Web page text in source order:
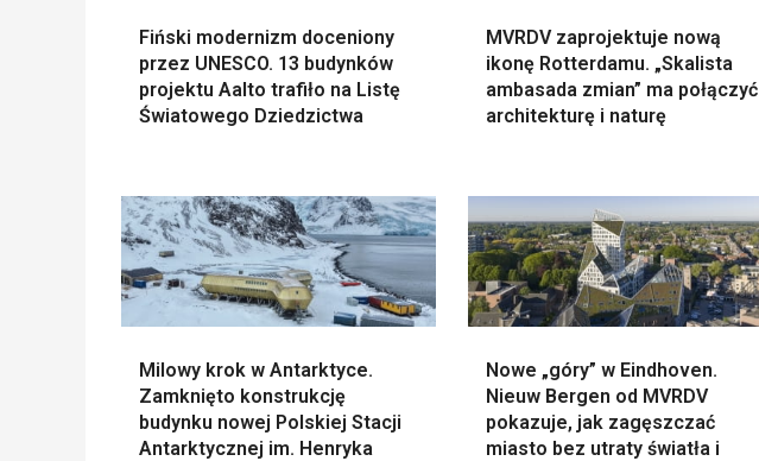
Fiński modernizm doceniony
przez UNESCO. 13 budynków
projektu Aalto trafiło na Listę
Światowego Dziedzictwa
MVRDV zaprojektuje nową
ikonę Rotterdamu. „Skalista
ambasada zmian” ma połączyć
architekturę i naturę
Milowy krok w Antarktyce.
Zamknięto konstrukcję
budynku nowej Polskiej Stacji
Antarktycznej im. Henryka
Nowe „góry” w Eindhoven.
Nieuw Bergen od MVRDV
pokazuje, jak zagęszczać
miasto bez utraty światła i